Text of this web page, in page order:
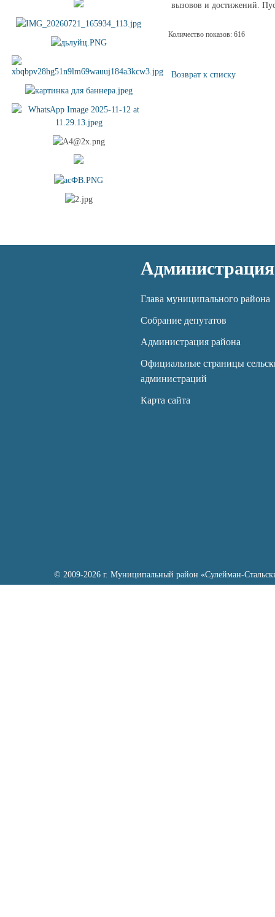
вызовов и достижений.
Количество показов: 616
Возврат к списку
Администрация
Глава муниципального района
Собрание депутатов
Администрация района
Официальные страницы
администраций
Карта сайта
© 2009-2026 г. Муниципальный район «Сулейман-